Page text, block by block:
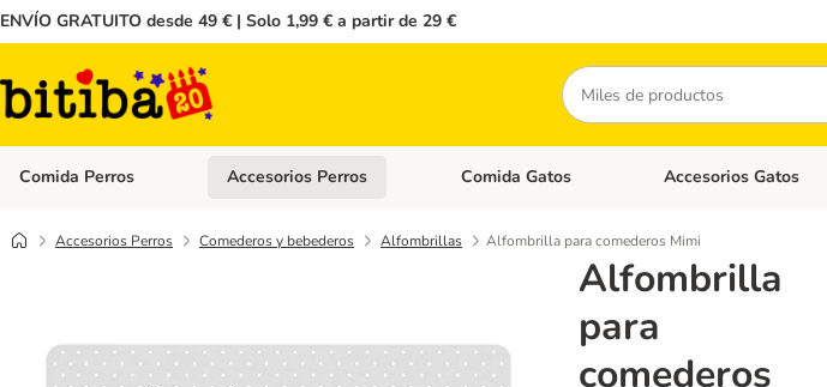
ENVÍO GRATUITO desde 49 € | Solo 1,99 € a partir de 29 €
Buscar
Comida Perros Menú de categoria abierto: Comida Perros
Accesorios Perros Menú de categoria abierto: Accesorios Perros
Comida Gatos Menú de categoria
Accesorios Gatos
Accesorios Perros Comederos y bebederos Alfombrillas Alfombrilla para comederos Mimi
Alfombrilla
para
comederos